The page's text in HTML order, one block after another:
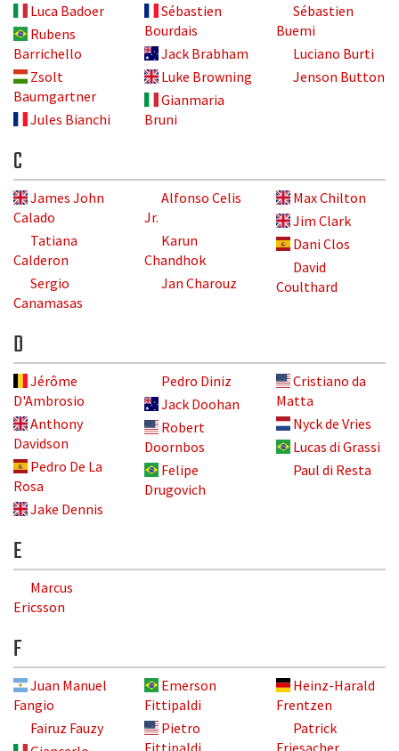
Luca Badoer
Rubens
Barrichello
Zsolt
Baumgartner
Jules Bianchi
Sébastien
Bourdais
Jack Brabham
Luke Browning
Gianmaria
Bruni
Sébastien
Buemi
Luciano Burti
Jenson Button
C
James John
Calado
Tatiana
Calderon
Sergio
Canamasas
Alfonso Celis
Jr.
Karun
Chandhok
Jan Charouz
Max Chilton
Jim Clark
Dani Clos
David
Coulthard
D
Jérôme
D'Ambrosio
Anthony
Davidson
Pedro De La
Rosa
Jake Dennis
Pedro Diniz
Jack Doohan
Robert
Doornbos
Felipe
Drugovich
Cristiano da
Matta
Nyck de Vries
Lucas di Grassi
Paul di Resta
E
Marcus
Ericsson
F
Juan Manuel
Fangio
Fairuz Fauzy
Emerson
Fittipaldi
Pietro
Fittipaldi
Heinz-Harald
Frentzen
Patrick
Friesacher